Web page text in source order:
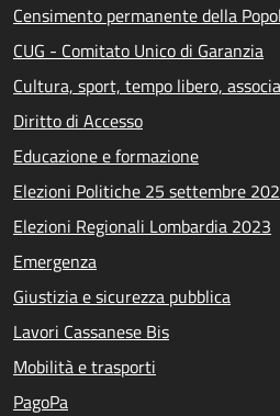
Censimento permanente della
CUG - Comitato Unico di Garanzia
Cultura, sport, tempo libero,
Diritto di Accesso
Educazione e formazione
Elezioni Politiche 25 settembre
Elezioni Regionali Lombardia 2023
Emergenza
Giustizia e sicurezza pubblica
Lavori Cassanese Bis
Mobilità e trasporti
PagoPa